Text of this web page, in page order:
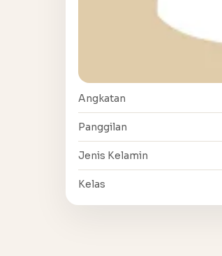
Angkatan
Panggilan
Jenis Kelamin
Kelas